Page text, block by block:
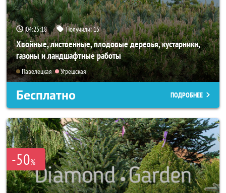
04:25:17 Получили:15
Хвойные, лиственные, плодовые деревья, кустарники,
газоны и ландшафтные работы
Павелецкая Угрешская
Бесплатно ПОДРОБНЕЕ
-50%